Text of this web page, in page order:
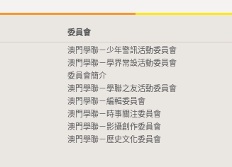
委員會
澳門學聯－少年警訊活動委員會
澳門學聯－學界常設活動委員會
委員會簡介
澳門學聯－學聯之友活動委員會
澳門學聯－編輯委員會
澳門學聯－時事關注委員會
澳門學聯－影攝創作委員會
澳門學聯－歷史文化委員會